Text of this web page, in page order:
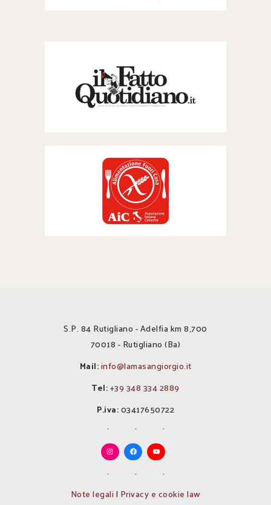
S.P. 84 Rutigliano - Adelfia km 8,700
70018 - Rutigliano (Ba)
Mail:info@lamasangiorgio.it
Tel:+39 348 334 2889
P.iva:03417650722
Note legali | Privacy e cookie law